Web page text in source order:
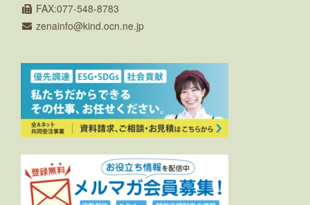
FAX:077-548-8783
zenainfo
kind.ocn.ne.jp